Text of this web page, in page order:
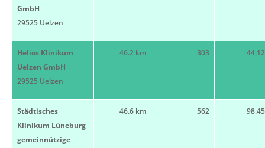
GmbH
29525 Uelzen
Helios Klinikum
Uelzen GmbH
29525 Uelzen
46.2 km 303
Städtisches
Klinikum Lüneburg
gemeinnützige
46.6 km 562